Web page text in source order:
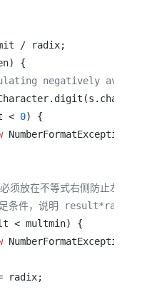
/ radix;
{
negatively avoids
< 0) {
须放在不等式右侧防止左侧溢
条件，说明 result*radix不
< multmin) {
radix;